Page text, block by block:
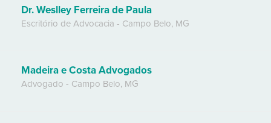
Dr. Weslley Ferreira de Paula
Escritório de Advocacia - Campo Belo, MG
Madeira e Costa Advogados
Advogado - Campo Belo, MG